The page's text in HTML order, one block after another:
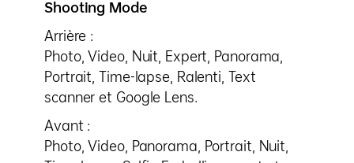
Shooting Mode
Arrière :
Photo, Video, Nuit, Expert, Panorama,
Portrait, Time-lapse, Ralenti, Text
scanner et Google Lens.
Avant :
Photo, Video, Panorama, Portrait, Nuit,